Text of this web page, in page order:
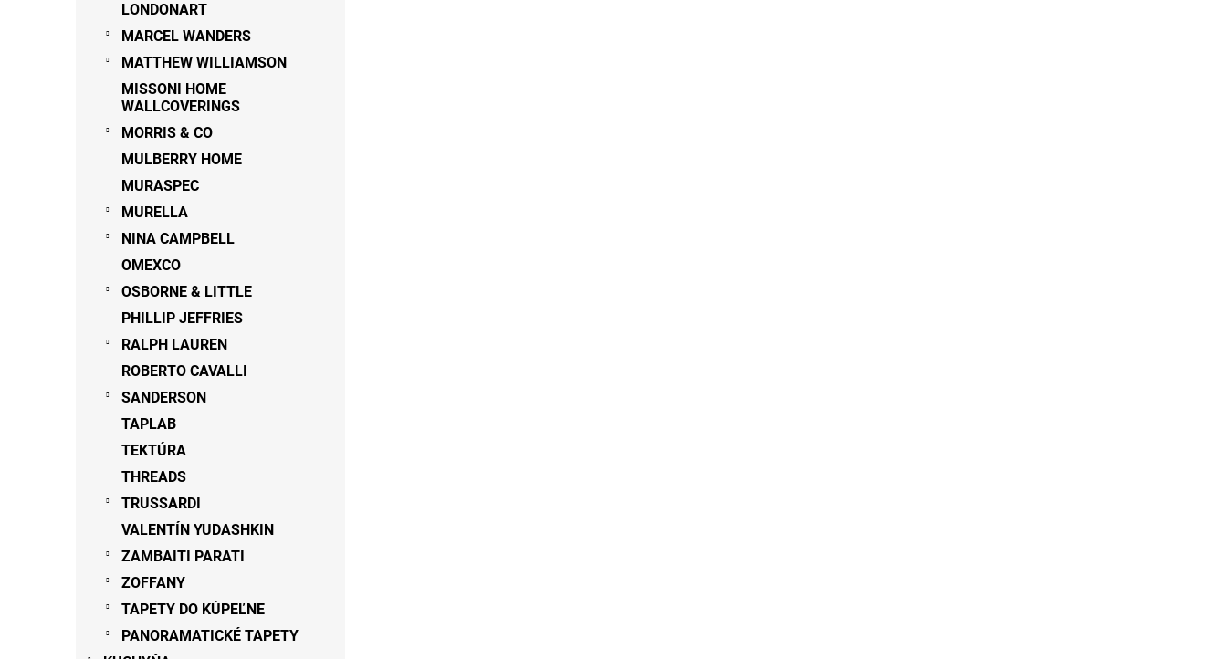
LONDONART
MARCEL WANDERS
MATTHEW WILLIAMSON
MISSONI HOME
WALLCOVERINGS
MORRIS & CO
MULBERRY HOME
MURASPEC
MURELLA
NINA CAMPBELL
OMEXCO
OSBORNE & LITTLE
PHILLIP JEFFRIES
RALPH LAUREN
ROBERTO CAVALLI
SANDERSON
TAPLAB
TEKTÚRA
THREADS
TRUSSARDI
VALENTÍN YUDASHKIN
ZAMBAITI PARATI
ZOFFANY
TAPETY DO KÚPEĽNE
PANORAMATICKÉ TAPETY